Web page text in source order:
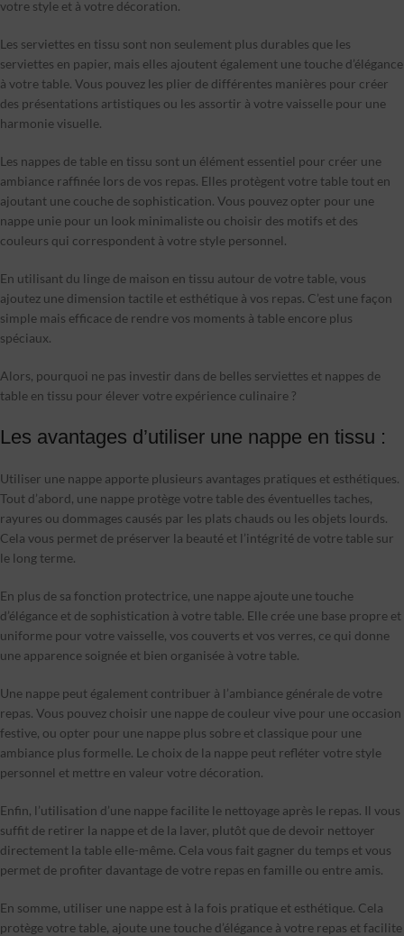
votre style et à votre décoration.
Les serviettes en tissu sont non seulement plus durables que les
serviettes en papier, mais elles ajoutent également une touche d’élégance
à votre table. Vous pouvez les plier de différentes manières pour créer
des présentations artistiques ou les assortir à votre vaisselle pour une
harmonie visuelle.
Les nappes de table en tissu sont un élément essentiel pour créer une
ambiance raffinée lors de vos repas. Elles protègent votre table tout en
ajoutant une couche de sophistication. Vous pouvez opter pour une
nappe unie pour un look minimaliste ou choisir des motifs et des
couleurs qui correspondent à votre style personnel.
En utilisant du linge de maison en tissu autour de votre table, vous
ajoutez une dimension tactile et esthétique à vos repas. C’est une façon
simple mais efficace de rendre vos moments à table encore plus
spéciaux.
Alors, pourquoi ne pas investir dans de belles serviettes et nappes de
table en tissu pour élever votre expérience culinaire ?
Les avantages d’utiliser une nappe en tissu :
Utiliser une nappe apporte plusieurs avantages pratiques et esthétiques.
Tout d’abord, une nappe protège votre table des éventuelles taches,
rayures ou dommages causés par les plats chauds ou les objets lourds.
Cela vous permet de préserver la beauté et l’intégrité de votre table sur
le long terme.
En plus de sa fonction protectrice, une nappe ajoute une touche
d’élégance et de sophistication à votre table. Elle crée une base propre et
uniforme pour votre vaisselle, vos couverts et vos verres, ce qui donne
une apparence soignée et bien organisée à votre table.
Une nappe peut également contribuer à l’ambiance générale de votre
repas. Vous pouvez choisir une nappe de couleur vive pour une occasion
festive, ou opter pour une nappe plus sobre et classique pour une
ambiance plus formelle. Le choix de la nappe peut refléter votre style
personnel et mettre en valeur votre décoration.
Enfin, l’utilisation d’une nappe facilite le nettoyage après le repas. Il vous
suffit de retirer la nappe et de la laver, plutôt que de devoir nettoyer
directement la table elle-même. Cela vous fait gagner du temps et vous
permet de profiter davantage de votre repas en famille ou entre amis.
En somme, utiliser une nappe est à la fois pratique et esthétique. Cela
protège votre table, ajoute une touche d’élégance à votre repas et facilite